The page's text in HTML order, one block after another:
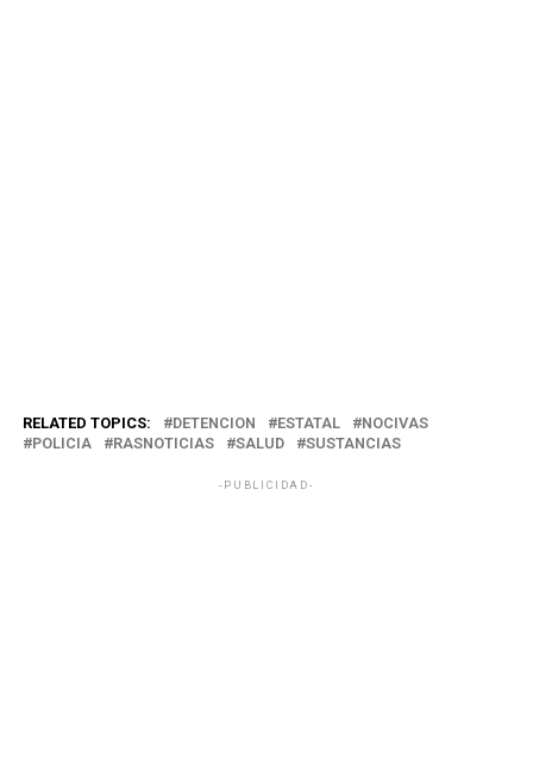
RELATED TOPICS: DETENCION ESTATAL
NOCIVAS
POLICIA
RASNOTICIAS SALUD‏ SUSTANCIAS
-PUBLICIDAD-